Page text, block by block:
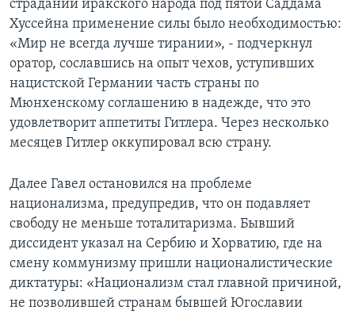
страданий иракского народа под пятой Саддама
Хуссейна применение силы было необходимостью:
«Мир не всегда лучше тирании», - подчеркнул
оратор, сославшись на опыт чехов, уступивших
нацистской Германии часть страны по
Мюнхенскому соглашению в надежде, что это
удовлетворит аппетиты Гитлера. Через несколько
месяцев Гитлер оккупировал всю страну.
Далее Гавел остановился на проблеме
национализма, предупредив, что он подавляет
свободу не меньше тоталитаризма. Бывший
диссидент указал на Сербию и Хорватию, где на
смену коммунизму пришли националистические
диктатуры: «Национализм стал главной причиной,
не позволившей странам бывшей Югославии